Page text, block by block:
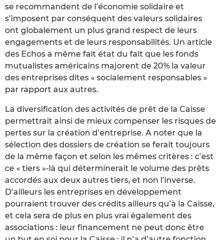
se recommandent de l’économie solidaire et
s’imposent par conséquent des valeurs solidaires
ont globalement un plus grand respect de leurs
engagements et de leurs responsabilités. Un article
des Echos a même fait état du fait que les fonds
mutualistes américains majorent de 20% la valeur
des entreprises dites « socialement responsables »
par rapport aux autres.
La diversification des activités de prêt de la Caisse
permettrait ainsi de mieux compenser les risques de
pertes sur la création d’entreprise. A noter que la
sélection des dossiers de création se ferait toujours
de la même façon et selon les mêmes critères : c’est
ce « tiers »-là qui déterminerait le volume des prêts
accordés aux deux autres tiers, et non l’inverse.
D’ailleurs les entreprises en développement
pourraient trouver des crédits ailleurs qu’à la Caisse,
et cela sera de plus en plus vrai également des
associations : leur financement ne peut donc être